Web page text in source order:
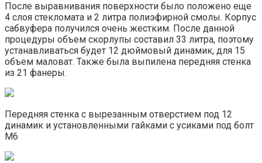
После выравнивания поверхности было положено еще
4 слоя стекломата и 2 литра полиэфирной смолы. Корпус
сабвуфера получился очень жестким. После данной
процедуры объем скорлупы составил 33 литра, поэтому
устанавливаться будет 12 дюймовый динамик, для 15
объем маловат. Также была выпилена передняя стенка
из 21 фанеры.
Передняя стенка с вырезанным отверстием под 12
динамик и установленными гайками с усиками под болт
М6